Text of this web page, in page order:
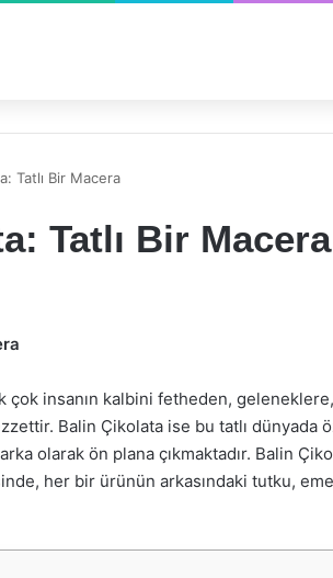
Tatlı Bir Macera
Tatlı Bir Macera
çok insanın kalbini fetheden,
Balin Çikolata ise bu tatlı dünyada
olarak ön plana çıkmaktadır. Balin
her bir ürünün arkasındaki tutku,